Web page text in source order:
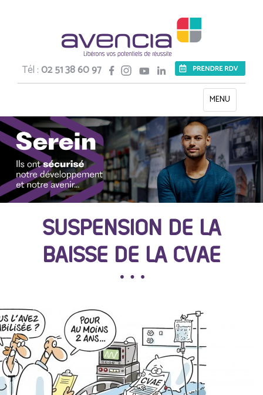
Tél :02 51 38 60 97
Toggle
navigation
MENU
SUSPENSION DE LA
BAISSE DE LA CVAE